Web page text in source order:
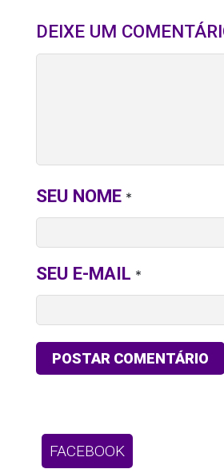
DEIXE UM
SEU NOME *
SEU E-MAIL *
FACEBOOK